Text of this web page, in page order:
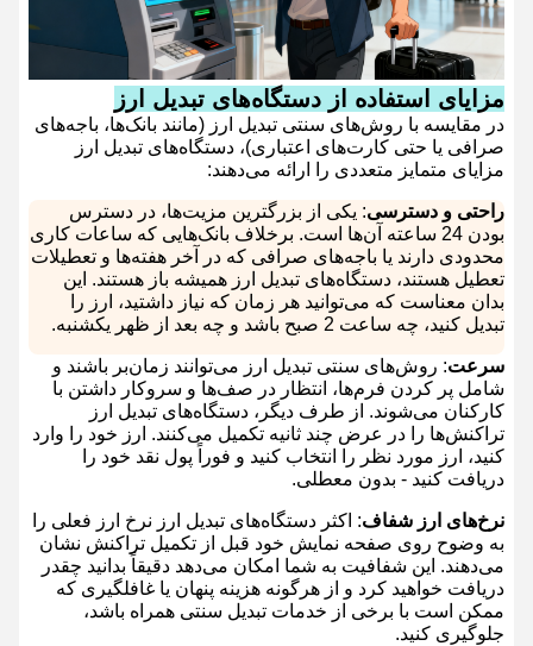
مزایای استفاده از دستگاه‌های تبدیل ارز
در مقایسه با روش‌های سنتی تبدیل ارز (مانند بانک‌ها، باجه‌های
صرافی یا حتی کارت‌های اعتباری)، دستگاه‌های تبدیل ارز
مزایای متمایز متعددی را ارائه می‌دهند:
راحتی و دسترسی: یکی از بزرگترین مزیت‌ها، در دسترس
بودن 24 ساعته آن‌ها است. برخلاف بانک‌هایی که ساعات کاری
محدودی دارند یا باجه‌های صرافی که در آخر هفته‌ها و تعطیلات
تعطیل هستند، دستگاه‌های تبدیل ارز همیشه باز هستند. این
بدان معناست که می‌توانید هر زمان که نیاز داشتید، ارز را
تبدیل کنید، چه ساعت 2 صبح باشد و چه بعد از ظهر یکشنبه.
سرعت: روش‌های سنتی تبدیل ارز می‌توانند زمان‌بر باشند و
شامل پر کردن فرم‌ها، انتظار در صف‌ها و سروکار داشتن با
کارکنان می‌شوند. از طرف دیگر، دستگاه‌های تبدیل ارز
تراکنش‌ها را در عرض چند ثانیه تکمیل می‌کنند. ارز خود را وارد
کنید، ارز مورد نظر را انتخاب کنید و فوراً پول نقد خود را
دریافت کنید - بدون معطلی.
نرخ‌های ارز شفاف: اکثر دستگاه‌های تبدیل ارز نرخ ارز فعلی را
به وضوح روی صفحه نمایش خود قبل از تکمیل تراکنش نشان
می‌دهند. این شفافیت به شما امکان می‌دهد دقیقاً بدانید چقدر
دریافت خواهید کرد و از هرگونه هزینه پنهان یا غافلگیری که
ممکن است با برخی از خدمات تبدیل سنتی همراه باشد،
جلوگیری کنید.